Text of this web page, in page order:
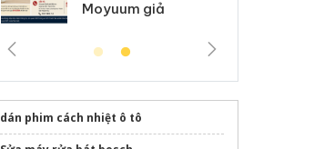
Adidas, Nike
dán phim cách nhiệt ô tô